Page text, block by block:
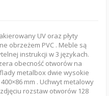
UV oraz płyty
obrzeżem PVC . Meble są
instrukcji w 3 językach.
obecność otworów na
metalbox dwie wysokie
mm . Uchwyt metalowy
rozstaw otworów 128